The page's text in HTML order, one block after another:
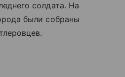
солдата. На
были собраны